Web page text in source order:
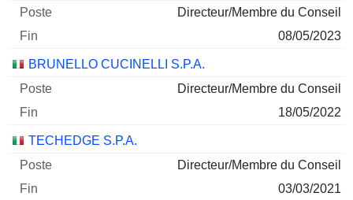
Directeur/Membre du Conseil
08/05/2023
BRUNELLO CUCINELLI S.P.A.
Directeur/Membre du Conseil
18/05/2022
TECHEDGE S.P.A.
Directeur/Membre du Conseil
03/03/2021